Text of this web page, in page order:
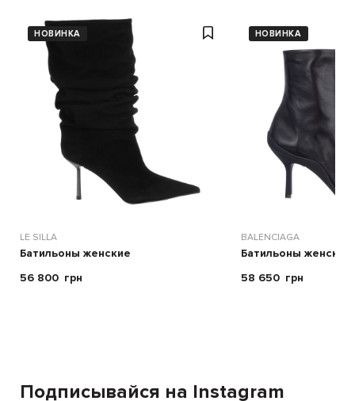
НОВИНКА
LE SILLA
Батильоны женские
56 800 грн
НОВИНКА
BALENCIAGA
Батильоны женские
58 650 грн
Подписывайся на Instagram